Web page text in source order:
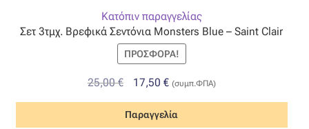
Κατόπιν παραγγελίας
Σετ 3τμχ. Βρεφικά Σεντόνια Monsters Blue – Saint Clair
ΠΡΟΣΦΟΡΆ!
25,00€
Original
price
was:
17,50 €Η
τρέχουσα
τιμή
(συμπ.ΦΠΑ)
Παραγγελία